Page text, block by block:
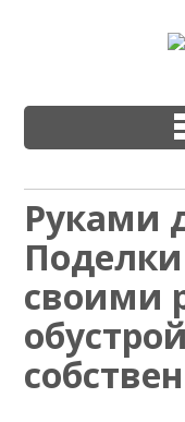
Руками
своими